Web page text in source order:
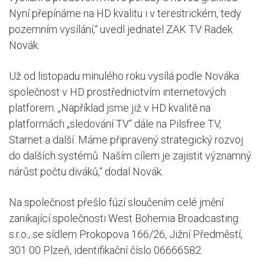
Nyní přepínáme na HD kvalitu i v terestrickém, tedy
pozemním vysílání,“ uvedl jednatel ZAK TV Radek
Novák.
Už od listopadu minulého roku vysílá podle Nováka
společnost v HD prostřednictvím internetových
platforem. „Například jsme již v HD kvalitě na
platformách „sledování TV“ dále na Pilsfree TV,
Starnet a další. Máme připravený strategický rozvoj
do dalších systémů. Naším cílem je zajistit významný
nárůst počtu diváků,“ dodal Novák.
Na společnost přešlo fúzí sloučením celé jmění
zanikající společnosti West Bohemia Broadcasting
s.r.o., se sídlem Prokopova 166/26, Jižní Předměstí,
301 00 Plzeň, identifikační číslo 06666582.